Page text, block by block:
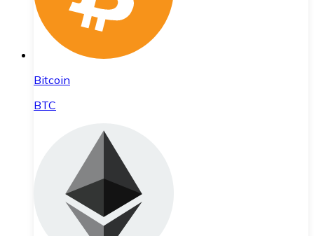
Bitcoin
BTC